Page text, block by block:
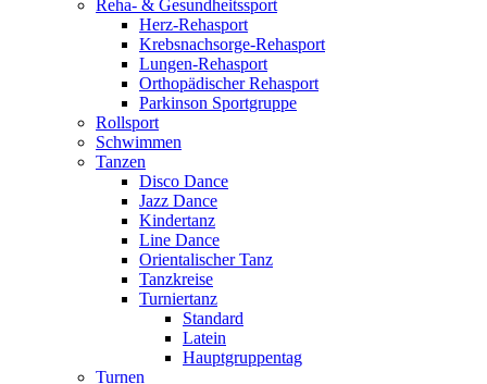
Reha- & Gesundheitssport
Herz-Rehasport
Krebsnachsorge-Rehasport
Lungen-Rehasport
Orthopädischer Rehasport
Parkinson Sportgruppe
Rollsport
Schwimmen
Tanzen
Disco Dance
Jazz Dance
Kindertanz
Line Dance
Orientalischer Tanz
Tanzkreise
Turniertanz
Standard
Latein
Hauptgruppentag
Turnen